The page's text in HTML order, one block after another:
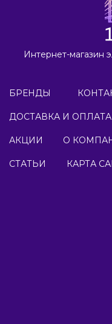
Интернет-магазин
БРЕНДЫ
ДОСТАВКА И ОПЛАТА
АКЦИИ О
СТАТЬИ КАРТА